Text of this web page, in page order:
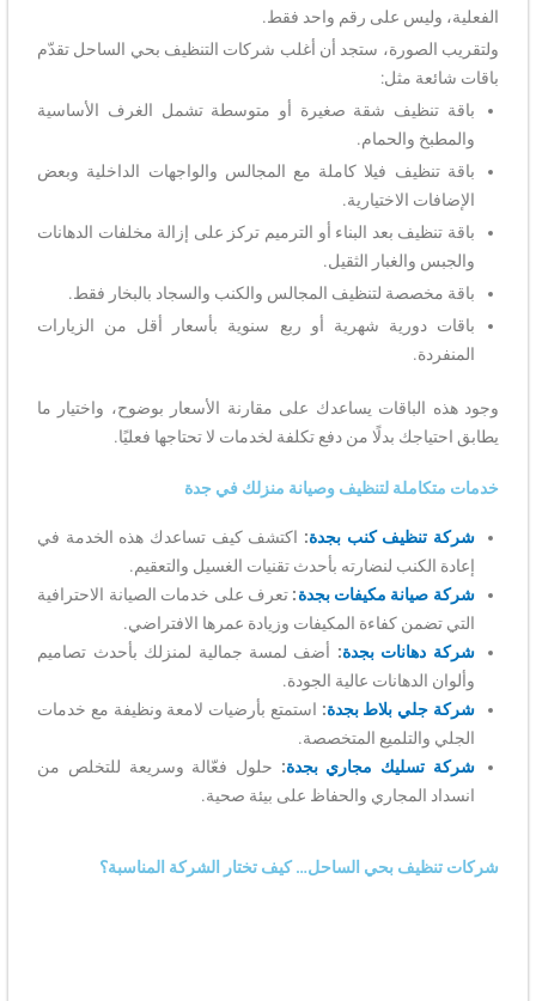
الفعلية، وليس على رقم واحد فقط.
ولتقريب الصورة، ستجد أن أغلب شركات التنظيف بحي الساحل تقدّم
باقات شائعة مثل:
باقة تنظيف شقة صغيرة أو متوسطة تشمل الغرف الأساسية
والمطبخ والحمام.
باقة تنظيف فيلا كاملة مع المجالس والواجهات الداخلية وبعض
الإضافات الاختيارية.
باقة تنظيف بعد البناء أو الترميم تركز على إزالة مخلفات الدهانات
والجبس والغبار الثقيل.
باقة مخصصة لتنظيف المجالس والكنب والسجاد بالبخار فقط.
باقات دورية شهرية أو ربع سنوية بأسعار أقل من الزيارات
المنفردة.
وجود هذه الباقات يساعدك على مقارنة الأسعار بوضوح، واختيار ما
يطابق احتياجك بدلًا من دفع تكلفة لخدمات لا تحتاجها فعليًا.
خدمات متكاملة لتنظيف وصيانة منزلك في جدة
شركة تنظيف كنب بجدة: اكتشف كيف تساعدك هذه الخدمة في
إعادة الكنب لنضارته بأحدث تقنيات الغسيل والتعقيم.
شركة صيانة مكيفات بجدة: تعرف على خدمات الصيانة الاحترافية
التي تضمن كفاءة المكيفات وزيادة عمرها الافتراضي.
شركة دهانات بجدة: أضف لمسة جمالية لمنزلك بأحدث تصاميم
وألوان الدهانات عالية الجودة.
شركة جلي بلاط بجدة: استمتع بأرضيات لامعة ونظيفة مع خدمات
الجلي والتلميع المتخصصة.
شركة تسليك مجاري بجدة: حلول فعّالة وسريعة للتخلص من
انسداد المجاري والحفاظ على بيئة صحية.
شركات تنظيف بحي الساحل… كيف تختار الشركة المناسبة؟